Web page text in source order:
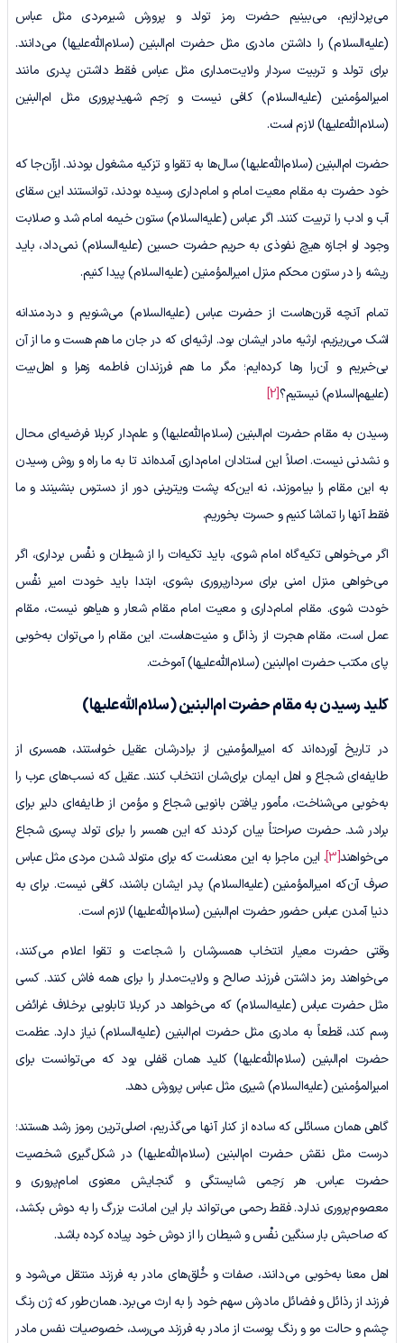
می‌پردازیم، می‌بینیم حضرت رمز تولد و پرورش شیرمردی مثل عباس
(علیه‌السلام) را داشتن مادری مثل حضرت ام‌البنین (سلام‌الله‌علیها) می‌دانند.
برای تولد و تربیت سردار ولایت‌مداری مثل عباس فقط داشتن پدری مانند
امیرالمؤمنین (علیه‌السلام) کافی نیست و رَحِم شهیدپروری مثل ام‌البنین
(سلام‌الله‌علیها) لازم است.
حضرت ام‌البنین (سلام‌الله‌علیها) سال‌ها به تقوا و تزکیه مشغول بودند. ازآن‌جا که
خود حضرت به مقام معیت امام و امام‌داری رسیده بودند، توانستند این سقای
آب ‌و ادب را تربیت کنند. اگر عباس (علیه‌السلام) ستون خیمه امام شد و صلابت
وجود او اجازه هیچ نفوذی به حریم حضرت حسین (علیه‌السلام) نمی‌داد، باید
ریشه را در ستون محکم منزل امیرالمؤمنین (علیه‌السلام) پیدا کنیم.
تمام آنچه قرن‌هاست از حضرت عباس (علیه‌السلام) می‌شنویم و دردمندانه
اشک می‌ریزیم، ارثیه مادر ایشان بود. ارثیه‌ای که در جان ما هم هست و ما از آن
بی‌خبریم و آن‌را رها کرده‌ایم؛ مگر ما هم فرزندان فاطمه زهرا و اهل‌بیت
(علیهم‌السلام) نیستیم؟[2]
رسیدن به مقام حضرت ام‌البنین (سلام‌الله‌علیها) و علم‌دار کربلا فرضیه‌ای محال
و نشدنی نیست. اصلاً این استادان امام‌داری آمده‌اند تا به ما راه‌ و روش رسیدن
به این مقام را بیاموزند، نه ‌این‌که پشت ویترینی دور از دسترس بنشینند و ما
فقط آنها را تماشا کنیم و حسرت بخوریم.
اگر می‌خواهی تکیه‌گاه امام شوی، باید تکیه‌ات را از شیطان و نفْس برداری، اگر
می‌خواهی منزل امنی برای سردارپروری بشوی، ابتدا باید خودت امیر نفْس‌
خودت شوی. مقام امام‌داری و معیت امام مقام شعار و هیاهو نیست، مقام
عمل است، مقام هجرت از رذائل و منیت‌هاست. این مقام را می‌توان به‌خوبی
پای مکتب حضرت ام‌البنین (سلام‌الله‌علیها) آموخت.
کلید رسیدن به مقام حضرت ام‌البنین(سلام‌الله‌علیها)
در تاریخ آورده‌اند که امیرالمؤمنین از برادرشان عقیل خواستند، همسری از
طایفه‌ای شجاع و اهل ایمان برای‌شان انتخاب کنند. عقیل که نسب‌های عرب را
به‌خوبی می‌شناخت، مأمور یافتن بانویی شجاع و مؤمن از طایفه‌ای دلیر برای
برادر شد. حضرت صراحتاً بیان کردند که این همسر را برای تولد پسری شجاع
می‌خواهند[3]
. این ماجرا به این معناست که برای متولد شدن مردی مثل عباس
صرف آن‌که امیرالمؤمنین (علیه‌السلام) پدر ایشان باشند، کافی نیست. برای به
دنیا آمدن عباس حضور حضرت ام‌البنین (سلام‌الله‌علیها) لازم است.
وقتی حضرت معیار انتخاب همسرشان را شجاعت و تقوا اعلام می‌کنند،
می‌خواهند رمز داشتن فرزند صالح و ولایت‌مدار را برای همه فاش کنند. کسی
مثل حضرت عباس (علیه‌السلام) که می‌خواهد در کربلا تابلویی برخلاف غرائض
رسم کند، قطعاً به مادری مثل حضرت ام‌البنین (علیه‌السلام) نیاز دارد. عظمت
حضرت ام‌البنین (سلام‌الله‌علیها) کلید همان قفلی بود که می‌توانست برای
امیرالمؤمنین (علیه‌السلام) شیری مثل عباس پرورش دهد.
گاهی همان مسائلی که ساده از کنار آنها می‌گذریم، اصلی‌ترین رموز رشد هستند؛
درست مثل نقش حضرت ام‌البنین (سلام‌الله‌علیها) در شکل‌گیری شخصیت
حضرت عباس. هر رَحِمی شایستگی و گنجایش معنوی امام‌پروری و
معصوم‌پروری ندارد. فقط رحمی می‌تواند بار این امانت بزرگ را به دوش بکشد،
که صاحبش بار سنگین نفْس و شیطان را از دوش خود پیاده کرده باشد.
اهل معنا به‌خوبی می‌دانند، صفات و خُلق‌های مادر به فرزند منتقل می‌شود و
فرزند از رذائل و فضائل مادرش سهم خود را به ارث می‌برد. همان‌طور که ژن رنگ
‌چشم و حالت ‌مو و رنگ ‌پوست از مادر به فرزند می‌رسد، خصوصیات نفس مادر